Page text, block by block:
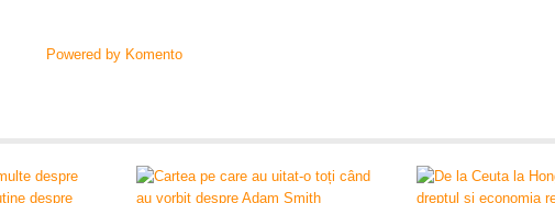
Powered by Komento